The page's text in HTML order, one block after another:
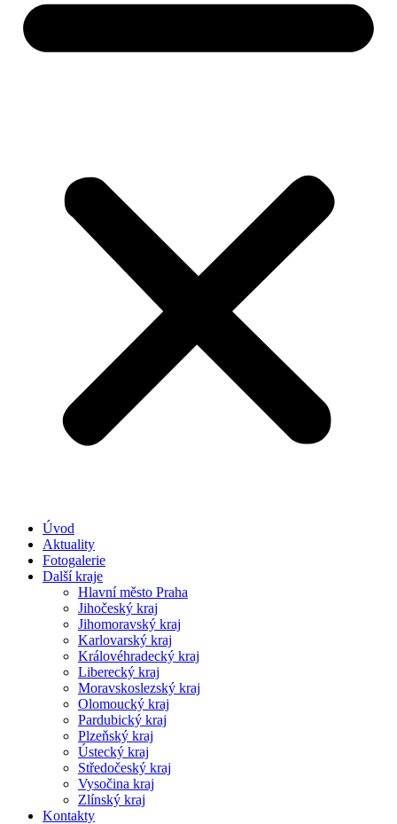
Úvod
Aktuality
Fotogalerie
Další kraje
Hlavní město Praha
Jihočeský kraj
Jihomoravský kraj
Karlovarský kraj
Královéhradecký kraj
Liberecký kraj
Moravskoslezský kraj
Olomoucký kraj
Pardubický kraj
Plzeňský kraj
Ústecký kraj
Středočeský kraj
Vysočina kraj
Zlínský kraj
Kontakty